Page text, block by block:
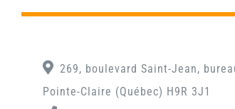
269, boulevard Saint-Jean,
Pointe-Claire (Québec) H9R 3J1